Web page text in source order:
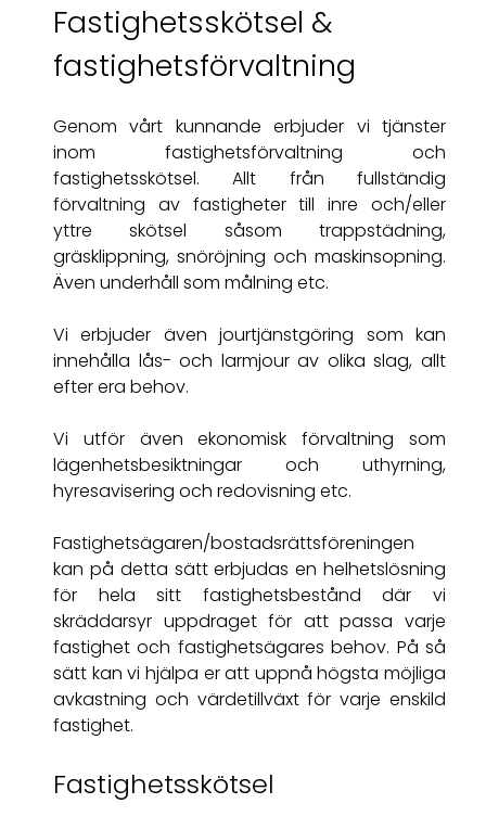
Fastighetsskötsel &
fastighetsförvaltning
Genom vårt kunnande erbjuder vi tjänster
inom fastighetsförvaltning och
fastighetsskötsel. Allt från fullständig
förvaltning av fastigheter till inre och/eller
yttre skötsel såsom trappstädning,
gräsklippning, snöröjning och maskinsopning.
Även underhåll som målning etc.
Vi erbjuder även jourtjänstgöring som kan
innehålla lås- och larmjour av olika slag, allt
efter era behov.
Vi utför även ekonomisk förvaltning som
lägenhetsbesiktningar och uthyrning,
hyresavisering och redovisning etc.
Fastighetsägaren/bostadsrättsföreningen
kan på detta sätt erbjudas en helhetslösning
för hela sitt fastighetsbestånd där vi
skräddarsyr uppdraget för att passa varje
fastighet och fastighetsägares behov. På så
sätt kan vi hjälpa er att uppnå högsta möjliga
avkastning och värdetillväxt för varje enskild
fastighet.
Fastighetsskötsel